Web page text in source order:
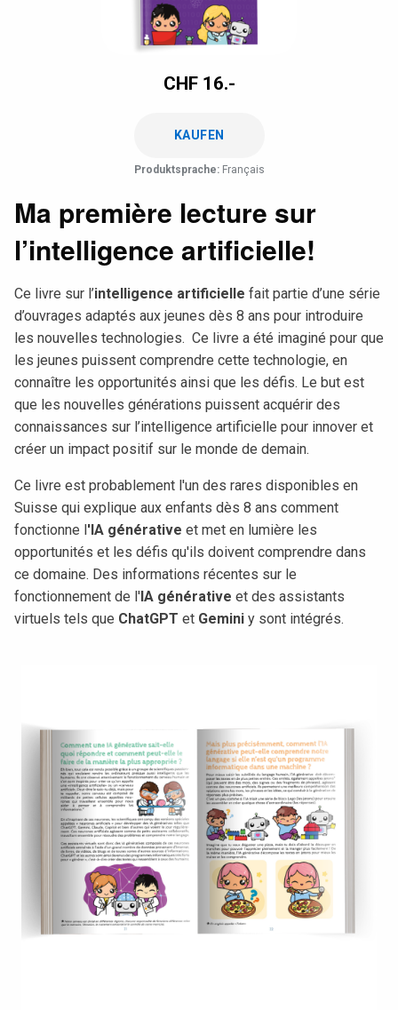
CHF 16.-
KAUFEN
Produktsprache:Français
Ma première lecture sur
l’intelligence artificielle!
Ce livre sur l’intelligence artificielle fait partie d’une série
d’ouvrages adaptés aux jeunes dès 8 ans pour introduire
les nouvelles technologies. Ce livre a été imaginé pour que
les jeunes puissent comprendre cette technologie, en
connaître les opportunités ainsi que les défis. Le but est
que les nouvelles générations puissent acquérir des
connaissances sur l’intelligence artificielle pour innover et
créer un impact positif sur le monde de demain.
Ce livre est probablement l'un des rares disponibles en
Suisse qui explique aux enfants dès 8 ans comment
fonctionne l'IA générative et met en lumière les
opportunités et les défis qu'ils doivent comprendre dans
ce domaine. Des informations récentes sur le
fonctionnement de l'IA générative et des assistants
virtuels tels que ChatGPT et Gemini y sont intégrés.